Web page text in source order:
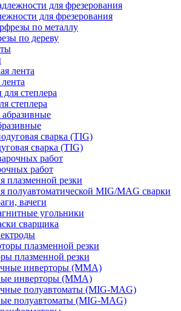
для фрезерования
по металлу
по дереву
степлера
сварка (TIG)
работ
плазменной резки
полуавтоматической MIG/MAG сварки
вачеги
угольники
сварщика
плазменной резки
инверторы (MMA)
полуавтоматы (MIG-MAG)